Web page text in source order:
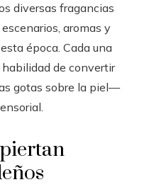
diversas fragancias
aromas y
época. Cada una
de convertir
gotas sobre la piel—